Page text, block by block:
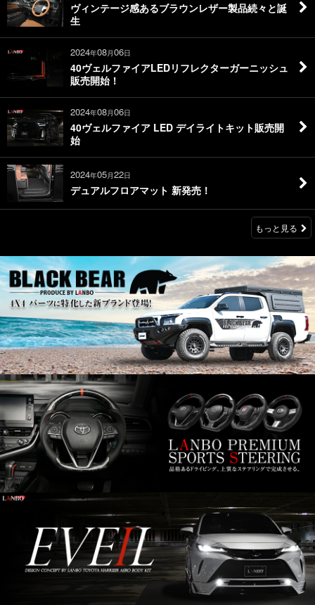
ヴィンテージ感あるブラウンレザー製品続々と誕
生
2024年08月06日
40ヴェルファイアLEDリフレクターガーニッシュ
販売開始！
2024年08月06日
40ヴェルファイア LED デイライトキット販売開
始
2024年05月22日
デュアルフロアマット 新発売！
もっと見る